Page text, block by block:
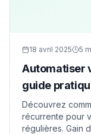
18 avril 2025 5
Automatiser
guide
Découvrez
récurrente pour
régulières. Gain